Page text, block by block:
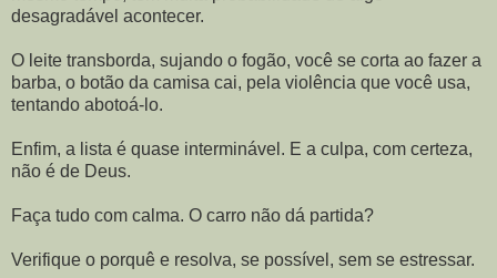
desagradável acontecer.
O leite transborda, sujando o fogão, você se corta ao fazer a
barba, o botão da camisa cai, pela violência que você usa,
tentando abotoá-lo.
Enfim, a lista é quase interminável. E a culpa, com certeza,
não é de Deus.
Faça tudo com calma. O carro não dá partida?
Verifique o porquê e resolva, se possível, sem se estressar.